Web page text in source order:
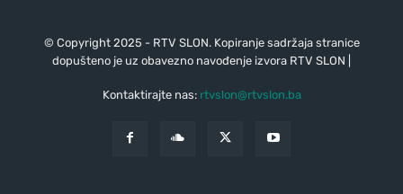
© Copyright 2025 - RTV SLON. Kopiranje sadržaja stranice
dopušteno je uz obavezno navođenje izvora RTV SLON |
Kontaktirajte nas: rtvslon@rtvslon.ba